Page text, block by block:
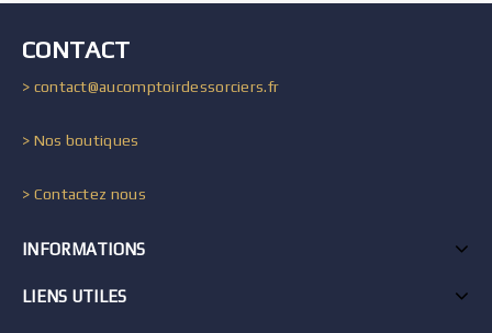
CONTACT
> contact@aucomptoirdessorciers.fr
> Nos boutiques
> Contactez nous
INFORMATIONS
LIENS UTILES